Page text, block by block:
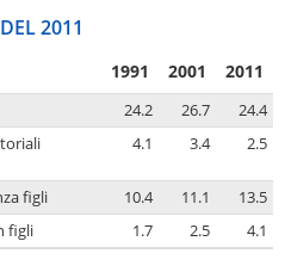
2011
1991 2001 2011
24.2 26.7
24.4
4.1 3.4 2.5
figli 10.4 11.1
13.5
figli
1.7 2.5 4.1